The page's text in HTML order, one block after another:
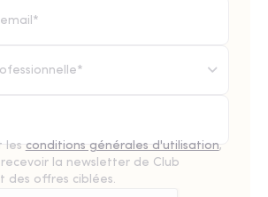
les conditions générales d'utilisation,
la newsletter de Club
des offres ciblées.